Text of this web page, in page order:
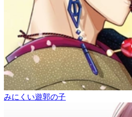
みにくい遊郭の子